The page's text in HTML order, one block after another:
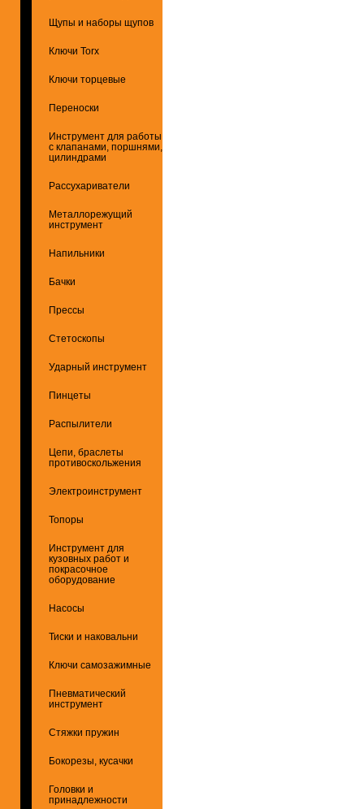
Щупы и наборы щупов
Ключи Torx
Ключи торцевые
Переноски
Инструмент для работы
с клапанами, поршнями,
цилиндрами
Рассухариватели
Металлорежущий
инструмент
Напильники
Бачки
Прессы
Стетоскопы
Ударный инструмент
Пинцеты
Распылители
Цепи, браслеты
противоскольжения
Электроинструмент
Топоры
Инструмент для
кузовных работ и
покрасочное
оборудование
Насосы
Тиски и наковальни
Ключи самозажимные
Пневматический
инструмент
Стяжки пружин
Бокорезы, кусачки
Головки и
принадлежности